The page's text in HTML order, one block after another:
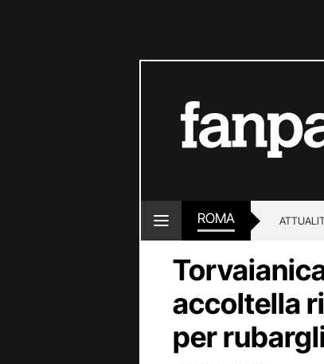
ROMA
accoltella
per